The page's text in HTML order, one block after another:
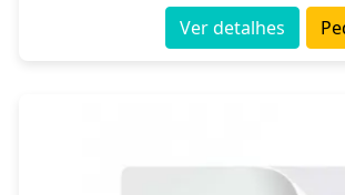
Ver detalhes